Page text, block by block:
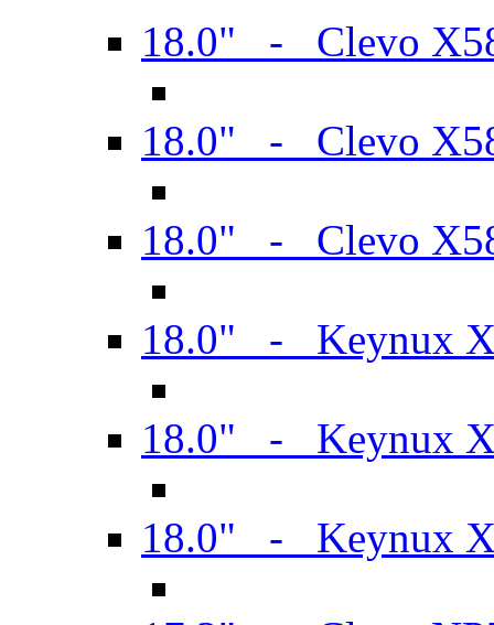
18.0" - Clevo
18.0" - Clevo
18.0" - Clevo
18.0" - Keynux
18.0" - Keynux
18.0" - Keynux